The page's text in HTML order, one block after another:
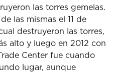
las torres gemelas.
las mismas el 11 de
destruyeron las torres,
alto y luego en 2012 con
Center fue cuando
lugar, aunque